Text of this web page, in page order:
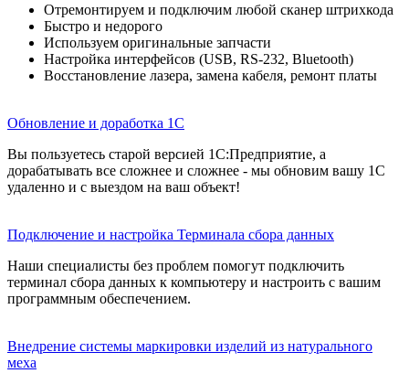
Отремонтируем и подключим любой сканер штрихкода
Быстро и недорого
Используем оригинальные запчасти
Настройка интерфейсов (USB, RS-232, Bluetooth)
Восстановление лазера, замена кабеля, ремонт платы
Обновление и доработка 1С
Вы пользуетесь старой версией 1С:Предприятие, а
дорабатывать все сложнее и сложнее - мы обновим вашу 1С
удаленно и с выездом на ваш объект!
Подключение и настройка Терминала сбора данных
Наши специалисты без проблем помогут подключить
терминал сбора данных к компьютеру и настроить с вашим
программным обеспечением.
Внедрение системы маркировки изделий из натурального
меха